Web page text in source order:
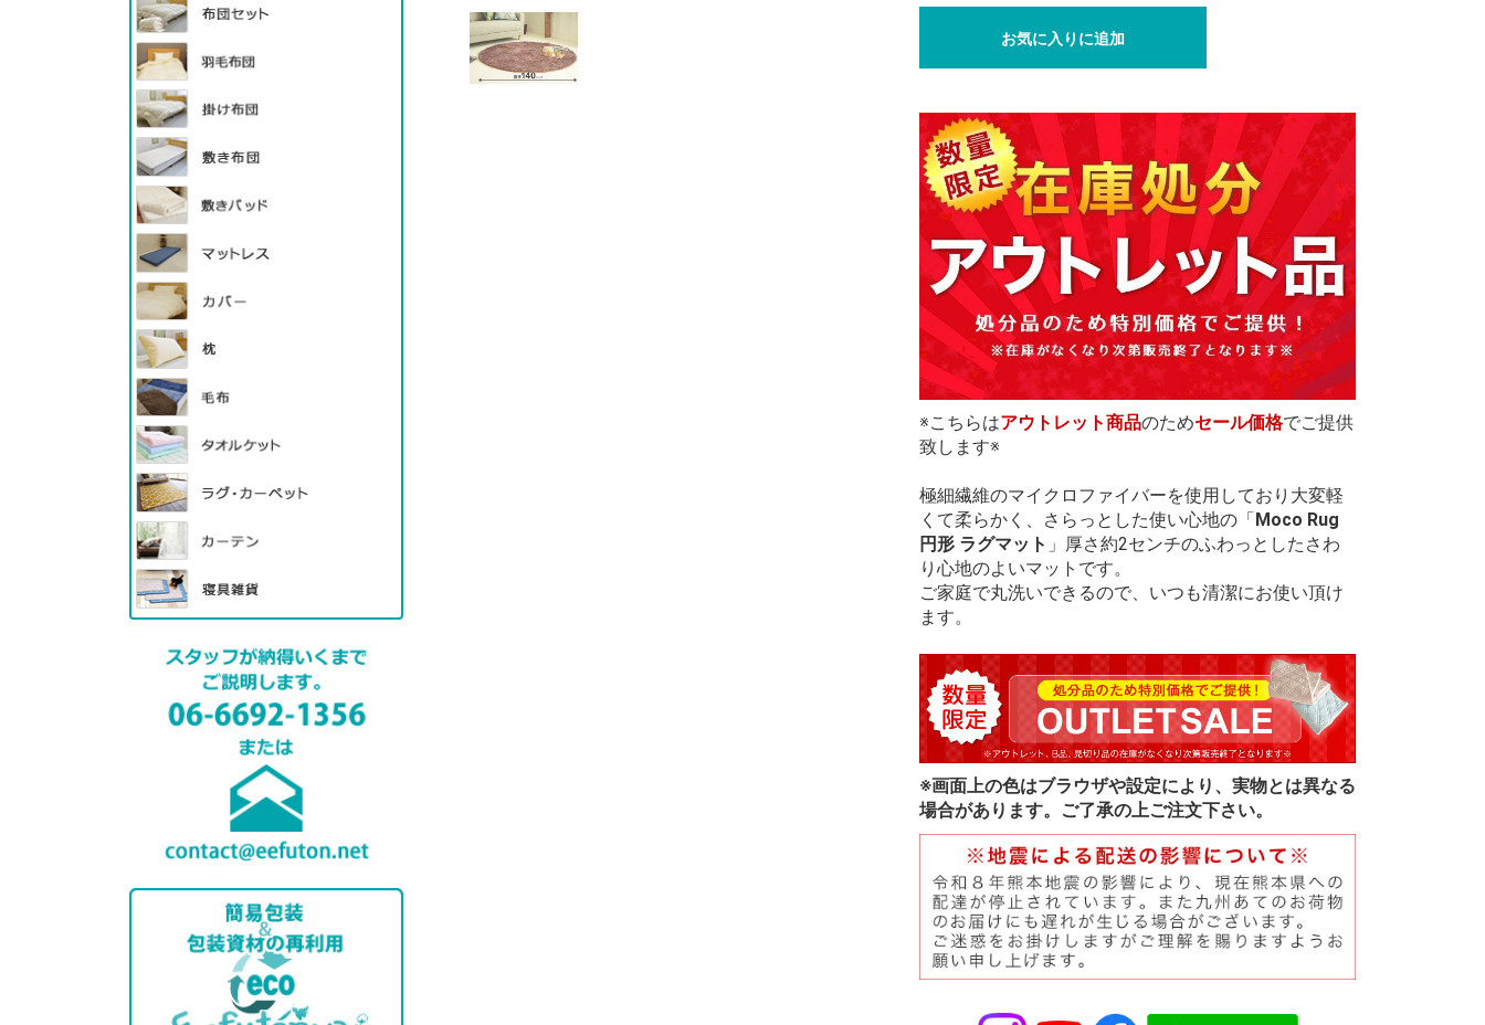
お気に入りに追加
※こちらはアウトレット商品のためセール価格でご提供
致します※
極細繊維のマイクロファイバーを使用しており大変軽
くて柔らかく、さらっとした使い心地の「Moco Rug
円形 ラグマット 」厚さ約2センチのふわっとしたさわ
り心地のよいマットです。
ご家庭で丸洗いできるので、いつも清潔にお使い頂け
ます。
※画面上の色はブラウザや設定により、実物とは異なる
場合があります。ご了承の上ご注文下さい。